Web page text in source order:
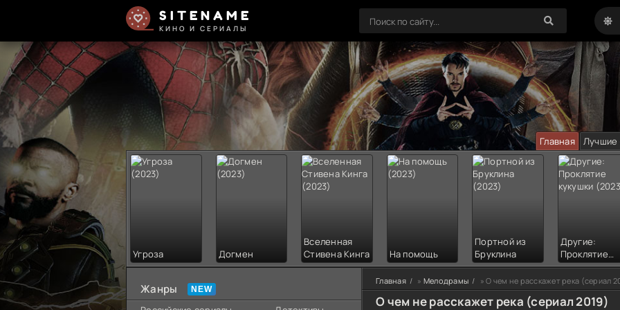
SITENAME
КИНО И СЕРИАЛЫ
Главная Лучшие
Угроза Догмен
Вселенная
Стивена Кинга
На помощь
Портной из
Бруклина
Другие:
Проклятие
кукушки
Жанры
Главная » Мелодрамы » О чем не расскажет река (сериал
О чем не расскажет река (сериал 2019)